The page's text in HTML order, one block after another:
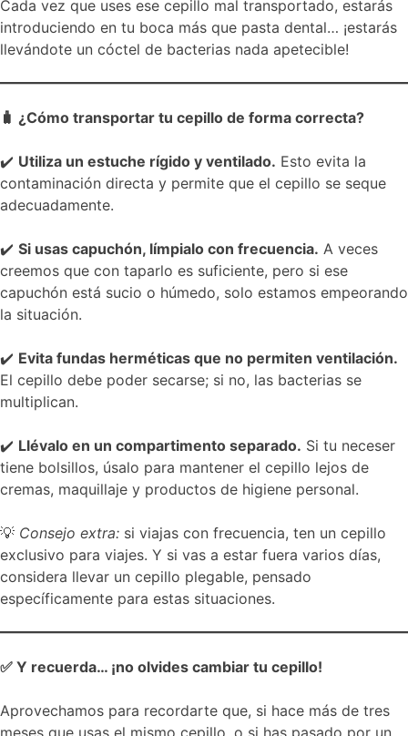
Cada vez que uses ese cepillo mal transportado, estarás
introduciendo en tu boca más que pasta dental… ¡estarás
llevándote un cóctel de bacterias nada apetecible!
🧳 ¿Cómo transportar tu cepillo de forma correcta?
✔️ Utiliza un estuche rígido y ventilado. Esto evita la
contaminación directa y permite que el cepillo se seque
adecuadamente.
✔️ Si usas capuchón, límpialo con frecuencia. A veces
creemos que con taparlo es suficiente, pero si ese
capuchón está sucio o húmedo, solo estamos empeorando
la situación.
✔️ Evita fundas herméticas que no permiten ventilación.
El cepillo debe poder secarse; si no, las bacterias se
multiplican.
✔️ Llévalo en un compartimento separado. Si tu neceser
tiene bolsillos, úsalo para mantener el cepillo lejos de
cremas, maquillaje y productos de higiene personal.
💡 Consejo extra: si viajas con frecuencia, ten un cepillo
exclusivo para viajes. Y si vas a estar fuera varios días,
considera llevar un cepillo plegable, pensado
específicamente para estas situaciones.
✅ Y recuerda… ¡no olvides cambiar tu cepillo!
Aprovechamos para recordarte que, si hace más de tres
meses que usas el mismo cepillo, o si has pasado por un